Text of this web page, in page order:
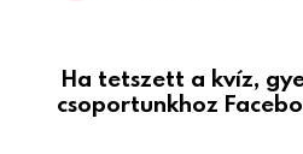
Ha tetszett a kvíz,
csoportunkhoz